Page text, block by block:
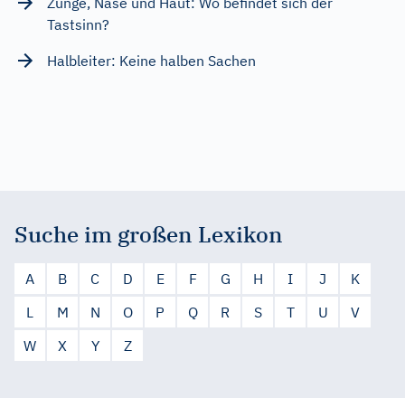
Tastsinn?
Halbleiter: Keine halben Sachen
Suche im großen Lexikon
A B C D E F G H I J
K
L
M N O P Q R S T U
V
W
X Y Z